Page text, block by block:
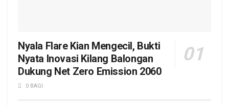
Nyala Flare Kian Mengecil, Bukti
Nyata Inovasi Kilang Balongan
Dukung Net Zero Emission 2060
0 BAGI